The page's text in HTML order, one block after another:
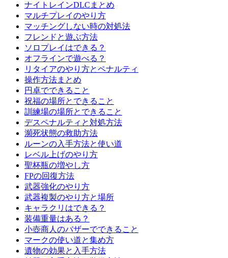
ナイトレインDLCまとめ
マルチプレイのやり方
マッチングしない時の対処法
フレンドと遊ぶ方法
ソロプレイはできる？
オフラインで遊べる？
リタイアのやり方とペナルティ
操作方法まとめ
円卓でできること
祝福の場所とできること
訓練場の場所とできること
デスペナルティと対処方法
瀕死状態の救助方法
ルーンの入手方法と使い道
レベル上げのやり方
聖杯瓶の増やし方
FPの回復方法
武器強化のやり方
武器複製のやり方と場所
キャラクリはできる？
装備重量はある？
小壺商人のバザーでできること
マークの使い道と集め方
遺物の効果と入手方法